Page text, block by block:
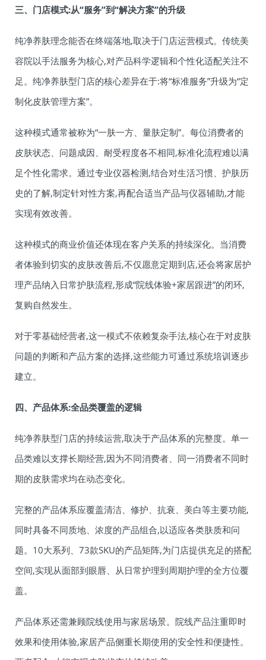
三、门店模式:从“服务”到“解决方案”的升级
纯净养肤理念能否在终端落地,取决于门店运营模式。传统美
容院以手法服务为核心,对产品科学逻辑和个性化适配关注不
足。纯净养肤型门店的核心差异在于:将“标准服务”升级为“定
制化皮肤管理方案”。
这种模式通常被称为“一肤一方、量肤定制”。每位消费者的
皮肤状态、问题成因、耐受程度各不相同,标准化流程难以满
足个性化需求。通过专业仪器检测,结合对生活习惯、护肤历
史的了解,制定针对性方案,再配合适当产品与仪器辅助,才能
实现有效改善。
这种模式的商业价值还体现在客户关系的持续深化。当消费
者体验到切实的皮肤改善后,不仅愿意定期到店,还会将家居护
理产品纳入日常护肤流程,形成“院线体验+家居跟进”的闭环,
复购自然发生。
对于零基础经营者,这一模式不依赖复杂手法,核心在于对皮肤
问题的判断和产品方案的选择,这些能力可通过系统培训逐步
建立。
四、产品体系:全品类覆盖的逻辑
纯净养肤型门店的持续运营,取决于产品体系的完整度。单一
品类难以支撑长期经营,因为不同消费者、同一消费者不同时
期的皮肤需求均在动态变化。
完整的产品体系应覆盖清洁、修护、抗衰、美白等主要功能,
同时具备不同质地、浓度的产品组合,以适应各类肤质和问
题。10大系列、73款SKU的产品矩阵,为门店提供充足的搭配
空间,实现从面部到眼唇、从日常护理到周期护理的全方位覆
盖。
产品体系还需兼顾院线使用与家居场景。院线产品注重即时
效果和使用体验,家居产品侧重长期使用的安全性和便捷性。